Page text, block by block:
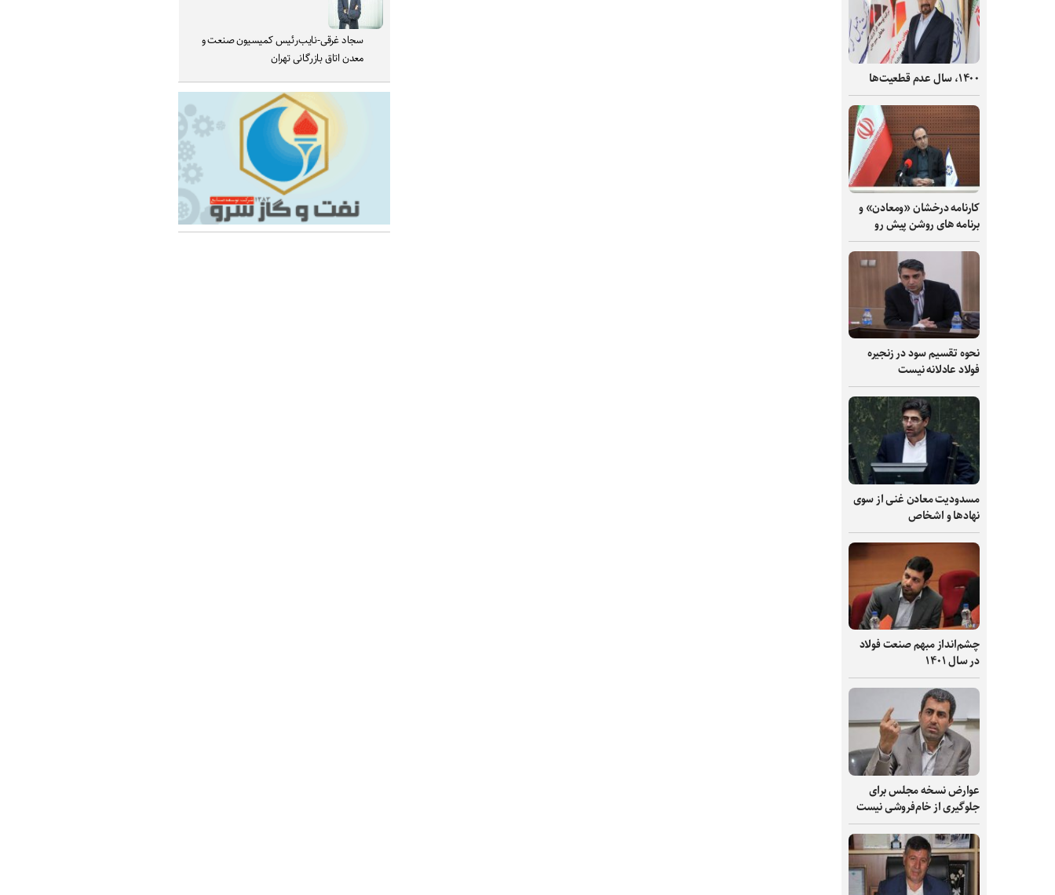
۱۴۰۰، سال عدم قطعیت‌ها
کارنامه درخشان «ومعادن» و
برنامه های روشن پیش رو
نحوه تقسیم سود در زنجیره
فولاد عادلانه نیست
مسدودیت معادن غنی از سوی
نهادها و اشخاص
چشم‌انداز مبهم صنعت فولاد
در سال ۱۴۰۱
عوارض نسخه مجلس برای
جلوگیری از خام‌فروشی نیست
سجاد غرقی-نایب‌رئیس کمیسیون صنعت و
معدن اتاق بازرگانی تهران